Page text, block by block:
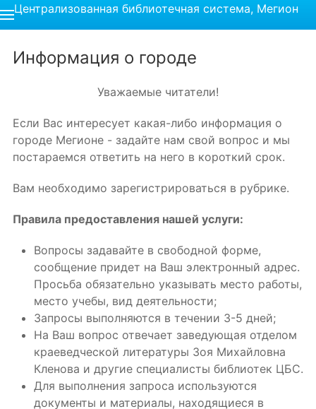
Централизованная библиотечная система, Мегион
Информация о городе
Уважаемые читатели!
Если Вас интересует какая-либо информация о
городе Мегионе - задайте нам свой вопрос и мы
постараемся ответить на него в короткий срок.
Вам необходимо зарегистрироваться в рубрике.
Правила предоставления нашей услуги:
Вопросы задавайте в свободной форме,
сообщение придет на Ваш электронный адрес.
Просьба обязательно указывать место работы,
место учебы, вид деятельности;
Запросы выполняются в течении 3-5 дней;
На Ваш вопрос отвечает заведующая отделом
краеведческой литературы Зоя Михайловна
Кленова и другие специалисты библиотек ЦБС.
Для выполнения запроса используются
документы и материалы, находящиеся в